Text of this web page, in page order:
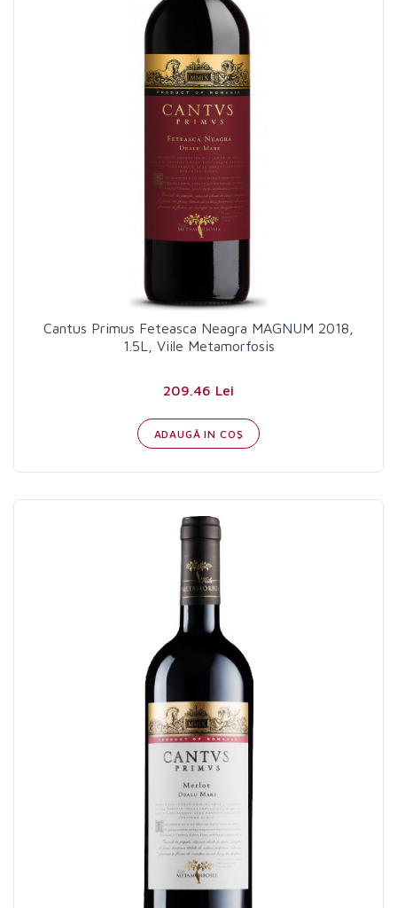
Cantus Primus Feteasca Neagra MAGNUM 2018,
1.5L, Viile Metamorfosis
209.46 Lei
ADAUGĂ IN COŞ